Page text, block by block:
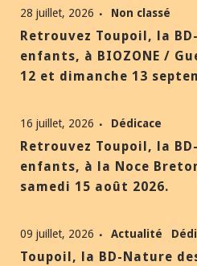
28 juillet, 2026 Non classé
Retrouvez Toupoil, la
enfants, à BIOZONE /
12 et dimanche 13
16 juillet, 2026 Dédicace
Retrouvez Toupoil, la
enfants, à la Noce
samedi 15 août 2026.
09 juillet, 2026 Actualité
Toupoil, la BD-Nature